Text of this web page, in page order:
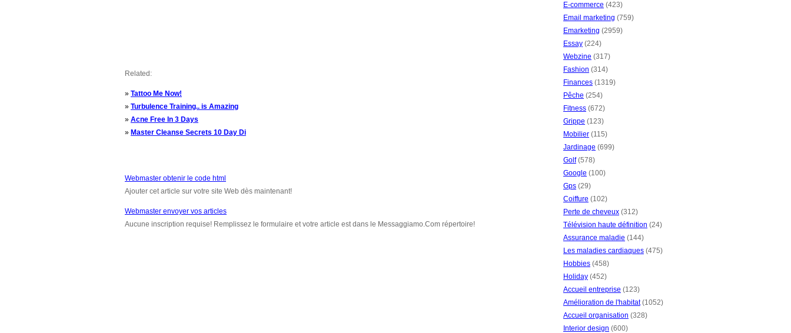
Related:
» Tattoo Me Now!
» Turbulence Training.. is Amazing
» Acne Free In 3 Days
» Master Cleanse Secrets 10 Day Di
Webmaster obtenir le code html
Ajouter cet article sur votre site Web dès maintenant!
Webmaster envoyer vos articles
Aucune inscription requise! Remplissez le formulaire et votre article est dans le Messaggiamo.Com répertoire!
E-commerce (423)
Email marketing (759)
Emarketing (2959)
Essay (224)
Webzine (317)
Fashion (314)
Finances (1319)
Pêche (254)
Fitness (672)
Grippe (123)
Mobilier (115)
Jardinage (699)
Golf(578)
Google (100)
Gps (29)
Coiffure (102)
Perte de cheveux (312)
Télévision haute définition (24)
Assurance maladie (144)
Les maladies cardiaques (475)
Hobbies (458)
Holiday (452)
Accueil entreprise (123)
Amélioration de l'habitat(1052)
Accueil organisation (328)
Interior design (600)